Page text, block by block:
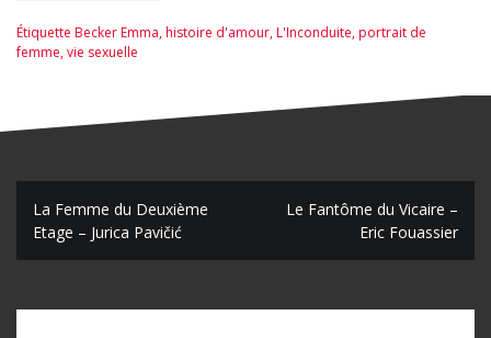
Étiquette Becker Emma,histoire d'amour,L'Inconduite,portrait de
femme,vie sexuelle
N
a
La Femme du Deuxième
Etage – Jurica Pavičić
Le Fantôme du Vicaire –
Eric Fouassier